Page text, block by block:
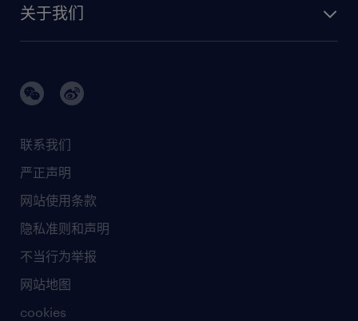
关于我们
联系我们
严正声明
网站使用条款
隐私准则和声明
不当行为举报
网站地图
cookies